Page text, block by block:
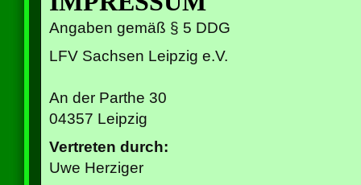
Angaben gemäß § 5 DDG
LFV Sachsen Leipzig e.V.
An der Parthe 30
04357 Leipzig
Vertreten durch:
Uwe Herziger